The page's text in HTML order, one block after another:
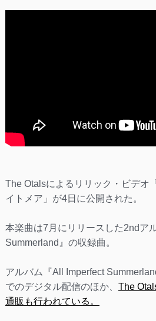
The Otalsによるリリック・ビデオ
イトメア」が4日に公開された。
本楽曲は7月にリリースした2ndア
Summerland』の収録曲。
アルバム『All Imperfect
でのデジタル配信のほか、 The
通販も行われている。